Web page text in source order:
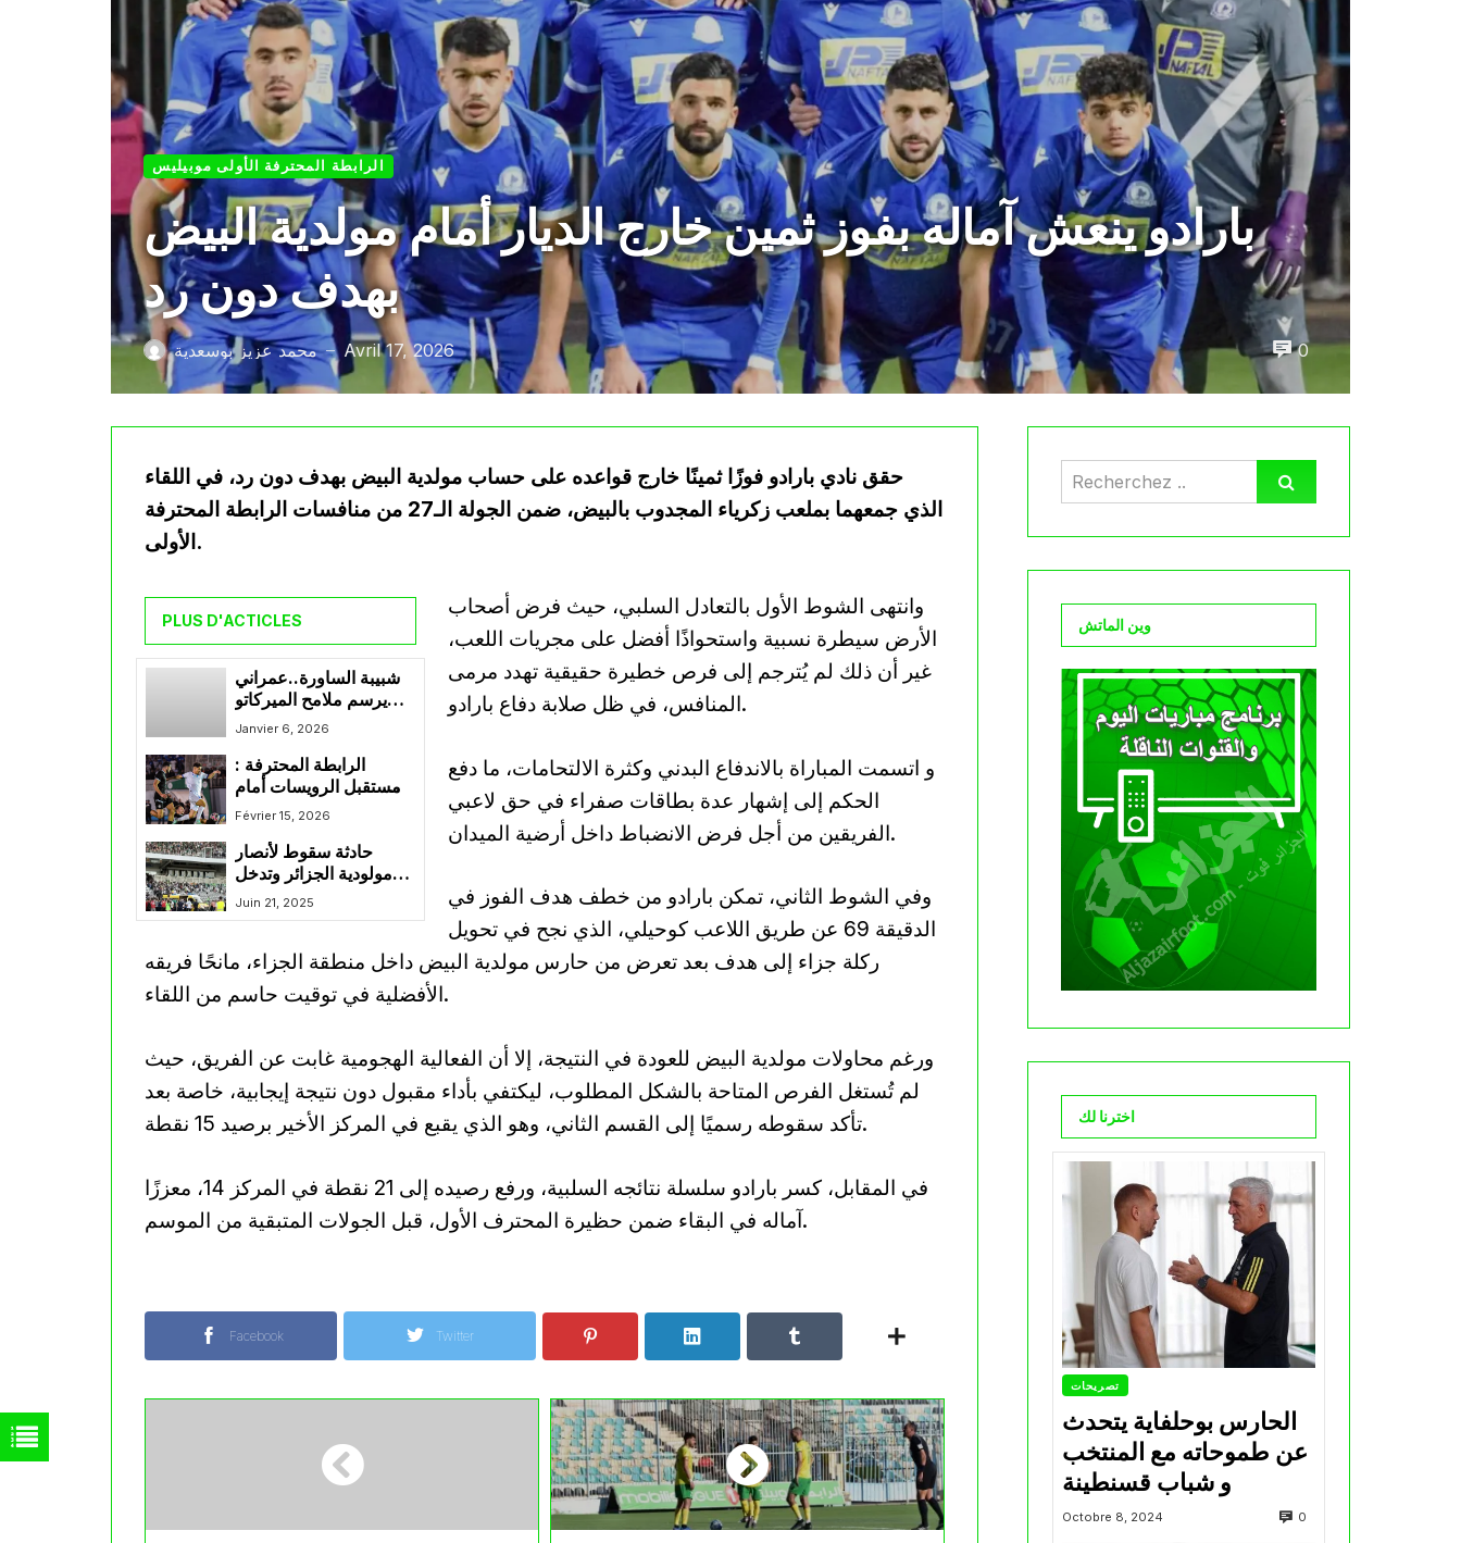
الرابطة المحترفة الأولى موبيليس
بارادو ينعش آماله بفوز ثمين خارج الديار أمام مولدية البيض
بهدف دون رد
محمد عزيز بوسعدية — Avril 17, 2026 0
حقق نادي بارادو فوزًا ثمينًا خارج قواعده على حساب مولدية البيض بهدف دون رد، في اللقاء
الذي جمعهما بملعب زكرياء المجدوب بالبيض، ضمن الجولة الـ27 من منافسات الرابطة المحترفة
الأولى.
PLUS D'ACTICLES
شبيبة الساورة..عمراني
يرسم ملامح الميركاتو
الشتوي ويحدّد حاجيات
Janvier 6, 2026
الرابطة المحترفة :
مستقبل الرويسات أمام
وفاق سطيف… مواجهة
Février 15, 2026
حادثة سقوط لأنصار
مولودية الجزائر وتدخل
عاجل من الحماية المدنية
Juin 21, 2025
وانتهى الشوط الأول بالتعادل السلبي، حيث فرض أصحاب
الأرض سيطرة نسبية واستحواذًا أفضل على مجريات اللعب،
غير أن ذلك لم يُترجم إلى فرص خطيرة حقيقية تهدد مرمى
المنافس، في ظل صلابة دفاع بارادو.
و اتسمت المباراة بالاندفاع البدني وكثرة الالتحامات، ما دفع
الحكم إلى إشهار عدة بطاقات صفراء في حق لاعبي
الفريقين من أجل فرض الانضباط داخل أرضية الميدان.
وفي الشوط الثاني، تمكن بارادو من خطف هدف الفوز في
الدقيقة 69 عن طريق اللاعب كوحيلي، الذي نجح في تحويل
ركلة جزاء إلى هدف بعد تعرض من حارس مولدية البيض داخل منطقة الجزاء، مانحًا فريقه
الأفضلية في توقيت حاسم من اللقاء.
ورغم محاولات مولدية البيض للعودة في النتيجة، إلا أن الفعالية الهجومية غابت عن الفريق، حيث
لم تُستغل الفرص المتاحة بالشكل المطلوب، ليكتفي بأداء مقبول دون نتيجة إيجابية، خاصة بعد
تأكد سقوطه رسميًا إلى القسم الثاني، وهو الذي يقبع في المركز الأخير برصيد 15 نقطة.
في المقابل، كسر بارادو سلسلة نتائجه السلبية، ورفع رصيده إلى 21 نقطة في المركز 14، معززًا
آماله في البقاء ضمن حظيرة المحترف الأول، قبل الجولات المتبقية من الموسم.
Facebook Twitter
وين الماتش
اخترنا لك
تصريحات
الحارس بوحلفاية يتحدث
عن طموحاته مع المنتخب
و شباب قسنطينة
Octobre 8, 2024 0